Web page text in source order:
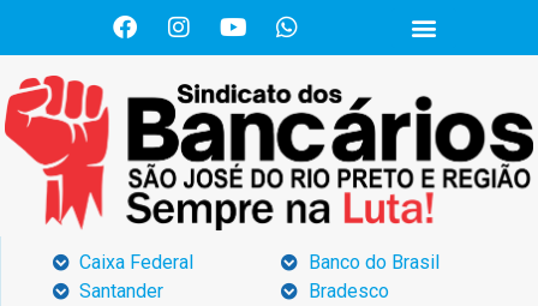
Caixa Federal
Santander
Banco do Brasil
Bradesco